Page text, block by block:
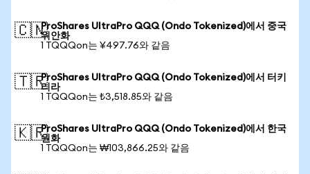
🇨🇳ProShares UltraPro QQQ (Ondo Tokenized)에서 중국
위안화
1 TQQQon는 ¥497.76와 같음
🇹🇷ProShares UltraPro QQQ (Ondo Tokenized)에서 터키
리라
1 TQQQon는 ₺3,518.85와 같음
🇰🇷ProShares UltraPro QQQ (Ondo Tokenized)에서 한국
원화
1 TQQQon는 ₩103,866.25와 같음